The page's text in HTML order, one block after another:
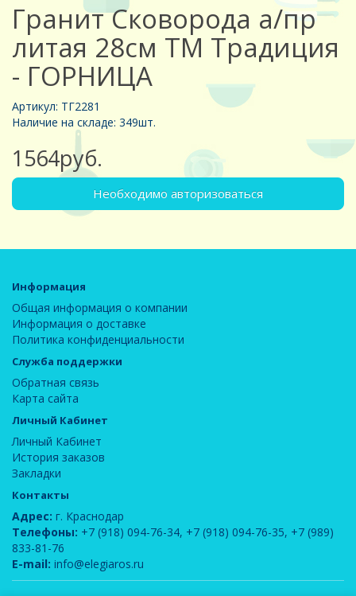
Гранит Сковорода а/пр
литая 28см ТМ Традиция
- ГОРНИЦА
Артикул: ТГ2281
Наличие на складе: 349шт.
1564руб.
Необходимо авторизоваться
Информация
Общая информация о компании
Информация о доставке
Политика конфиденциальности
Служба поддержки
Обратная связь
Карта сайта
Личный Кабинет
Личный Кабинет
История заказов
Закладки
Контакты
Адрес: г. Краснодар
Телефоны: +7 (918) 094-76-34, +7 (918) 094-76-35, +7 (989)
833-81-76
E-mail: info@elegiaros.ru